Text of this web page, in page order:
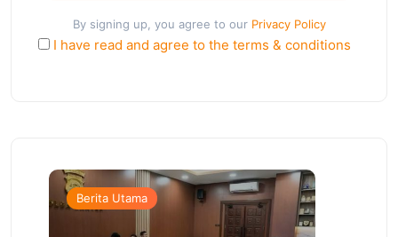
By signing up, you agree to our Privacy Policy
I have read and agree to the terms & conditions
Berita Utama